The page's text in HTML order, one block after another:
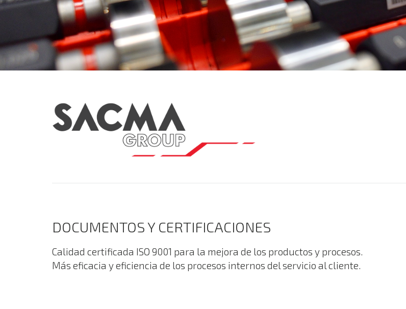
DOCUMENTOS Y CERTIFICACIONES
Calidad certificada ISO 9001 para la mejora de los productos y procesos.
Más eficacia y eficiencia de los procesos internos del servicio al cliente.